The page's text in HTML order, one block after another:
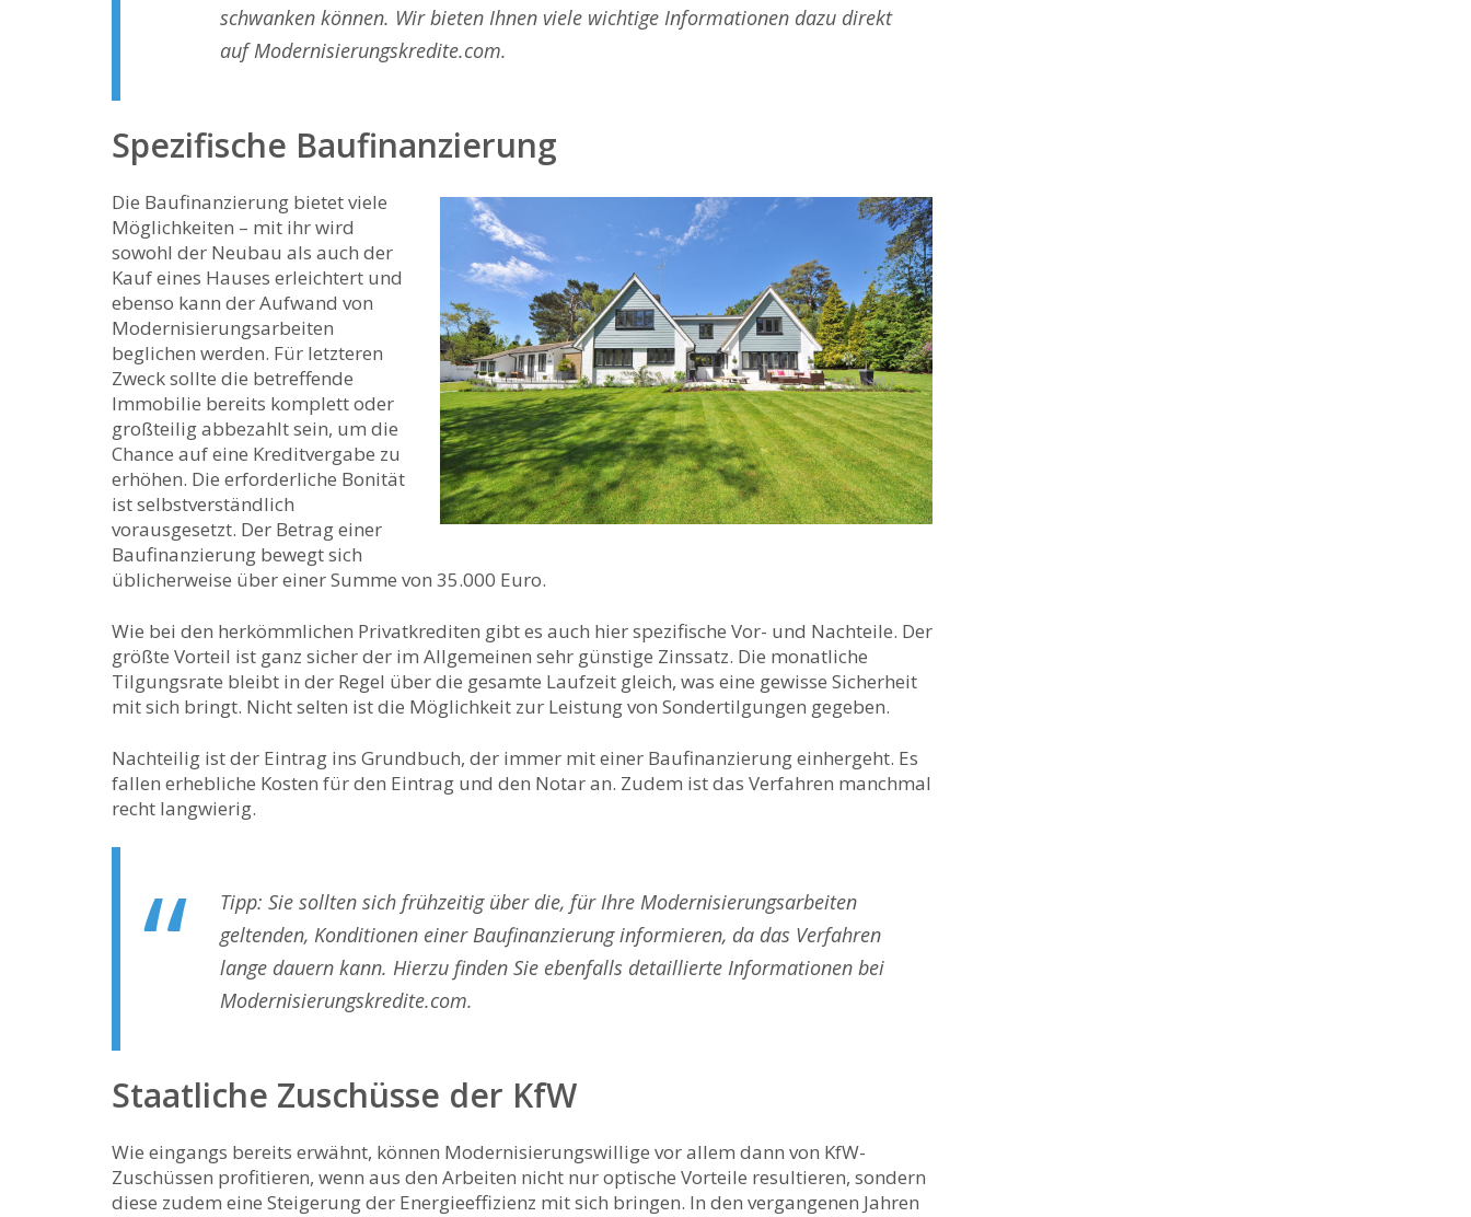
schwanken können. Wir bieten Ihnen viele wichtige Informationen dazu direkt
auf Modernisierungskredite.com.
Spezifische Baufinanzierung
Die Baufinanzierung bietet viele
Möglichkeiten – mit ihr wird
sowohl der Neubau als auch der
Kauf eines Hauses erleichtert und
ebenso kann der Aufwand von
Modernisierungsarbeiten
beglichen werden. Für letzteren
Zweck sollte die betreffende
Immobilie bereits komplett oder
großteilig abbezahlt sein, um die
Chance auf eine Kreditvergabe zu
erhöhen. Die erforderliche Bonität
ist selbstverständlich
vorausgesetzt. Der Betrag einer
Baufinanzierung bewegt sich
üblicherweise über einer Summe von 35.000 Euro.
Wie bei den herkömmlichen Privatkrediten gibt es auch hier spezifische Vor- und Nachteile. Der
größte Vorteil ist ganz sicher der im Allgemeinen sehr günstige Zinssatz. Die monatliche
Tilgungsrate bleibt in der Regel über die gesamte Laufzeit gleich, was eine gewisse Sicherheit
mit sich bringt. Nicht selten ist die Möglichkeit zur Leistung von Sondertilgungen gegeben.
Nachteilig ist der Eintrag ins Grundbuch, der immer mit einer Baufinanzierung einhergeht. Es
fallen erhebliche Kosten für den Eintrag und den Notar an. Zudem ist das Verfahren manchmal
recht langwierig.
Tipp: Sie sollten sich frühzeitig über die, für Ihre Modernisierungsarbeiten
geltenden, Konditionen einer Baufinanzierung informieren, da das Verfahren
lange dauern kann. Hierzu finden Sie ebenfalls detaillierte Informationen bei
Modernisierungskredite.com.
Staatliche Zuschüsse der KfW
Wie eingangs bereits erwähnt, können Modernisierungswillige vor allem dann von KfW-
Zuschüssen profitieren, wenn aus den Arbeiten nicht nur optische Vorteile resultieren, sondern
diese zudem eine Steigerung der Energieeffizienz mit sich bringen. In den vergangenen Jahren